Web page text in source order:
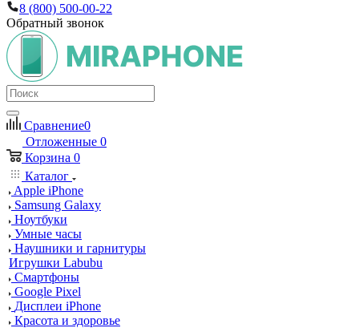
8 (800) 500-00-22
Обратный звонок
Сравнение0
Отложенные 0
Корзина 0
Каталог
Apple iPhone
Samsung Galaxy
Ноутбуки
Умные часы
Наушники и гарнитуры
Игрушки Labubu
Смартфоны
Google Pixel
Дисплеи iPhone
Красота и здоровье